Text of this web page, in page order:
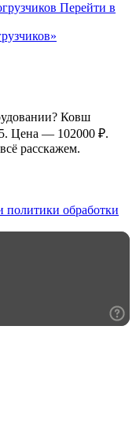
Перейти в
Ковш
Цена — 102000 ₽.
расскажем.
политики обработки